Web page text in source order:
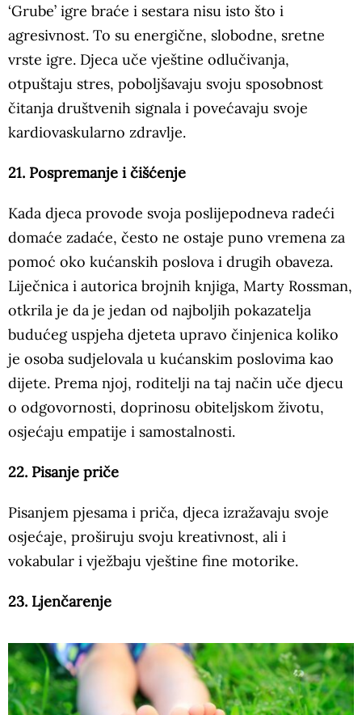
‘Grube’ igre braće i sestara nisu isto što i
agresivnost. To su energične, slobodne, sretne
vrste igre. Djeca uče vještine odlučivanja,
otpuštaju stres, poboljšavaju svoju sposobnost
čitanja društvenih signala i povećavaju svoje
kardiovaskularno zdravlje.
21. Pospremanje i čišćenje
Kada djeca provode svoja poslijepodneva radeći
domaće zadaće, često ne ostaje puno vremena za
pomoć oko kućanskih poslova i drugih obaveza.
Liječnica i autorica brojnih knjiga, Marty Rossman,
otkrila je da je jedan od najboljih pokazatelja
budućeg uspjeha djeteta upravo činjenica koliko
je osoba sudjelovala u kućanskim poslovima kao
dijete. Prema njoj, roditelji na taj način uče djecu
o odgovornosti, doprinosu obiteljskom životu,
osjećaju empatije i samostalnosti.
22. Pisanje priče
Pisanjem pjesama i priča, djeca izražavaju svoje
osjećaje, proširuju svoju kreativnost, ali i
vokabular i vježbaju vještine fine motorike.
23. Ljenčarenje